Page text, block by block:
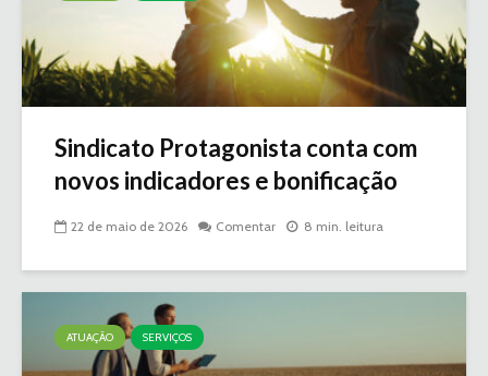
Sindicato Protagonista conta com
novos indicadores e bonificação
22 de maio de 2026 Comentar 8 min. leitura
ATUAÇÃO SERVIÇOS